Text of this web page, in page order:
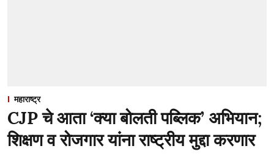
महाराष्ट्र
CJP चे आता ‘क्या बोलती पब्लिक’ अभियान;
शिक्षण व रोजगार यांना राष्ट्रीय मुद्दा करणार